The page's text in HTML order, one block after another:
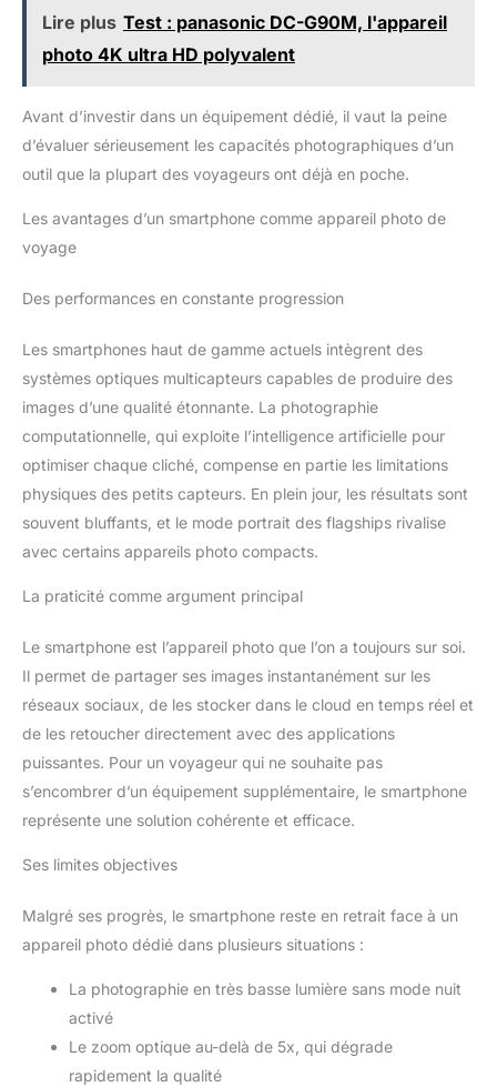
Lire plus Test : panasonic DC-G90M, l'appareil
photo 4K ultra HD polyvalent
Avant d’investir dans un équipement dédié, il vaut la peine
d’évaluer sérieusement les capacités photographiques d’un
outil que la plupart des voyageurs ont déjà en poche.
Les avantages d’un smartphone comme appareil photo de
voyage
Des performances en constante progression
Les smartphones haut de gamme actuels intègrent des
systèmes optiques multicapteurs capables de produire des
images d’une qualité étonnante. La photographie
computationnelle, qui exploite l’intelligence artificielle pour
optimiser chaque cliché, compense en partie les limitations
physiques des petits capteurs. En plein jour, les résultats sont
souvent bluffants, et le mode portrait des flagships rivalise
avec certains appareils photo compacts.
La praticité comme argument principal
Le smartphone est l’appareil photo que l’on a toujours sur soi.
Il permet de partager ses images instantanément sur les
réseaux sociaux, de les stocker dans le cloud en temps réel et
de les retoucher directement avec des applications
puissantes. Pour un voyageur qui ne souhaite pas
s’encombrer d’un équipement supplémentaire, le smartphone
représente une solution cohérente et efficace.
Ses limites objectives
Malgré ses progrès, le smartphone reste en retrait face à un
appareil photo dédié dans plusieurs situations :
La photographie en très basse lumière sans mode nuit
activé
Le zoom optique au-delà de 5x, qui dégrade
rapidement la qualité